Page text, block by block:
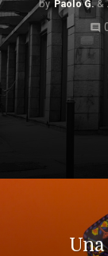
Paolo G.
comment